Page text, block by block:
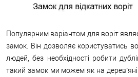
Популярним варіантом для воріт
замок. Він дозволяє користуватись
людей, без необхідності робити
такий замок ми можем як на дерев’яні